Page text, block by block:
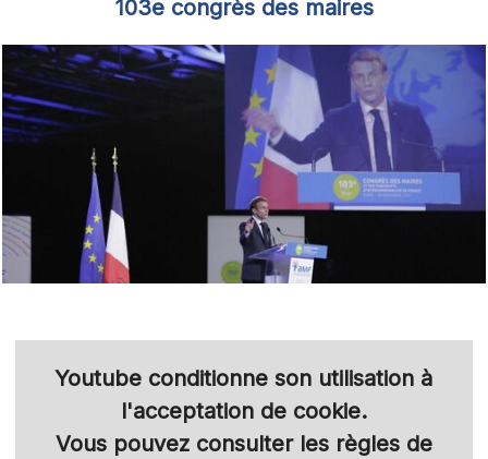
103e congrès des maires
Youtube conditionne son utilisation à
l'acceptation de cookie.
Vous pouvez consulter les règles de